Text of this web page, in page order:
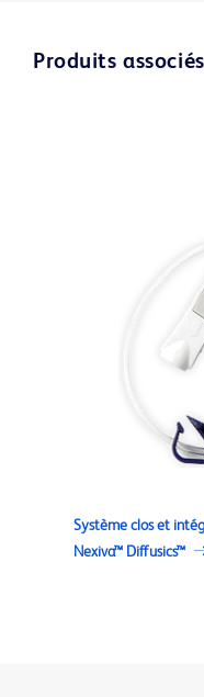
Produits associés
Système clos et
Nexiva™ Diffusics™